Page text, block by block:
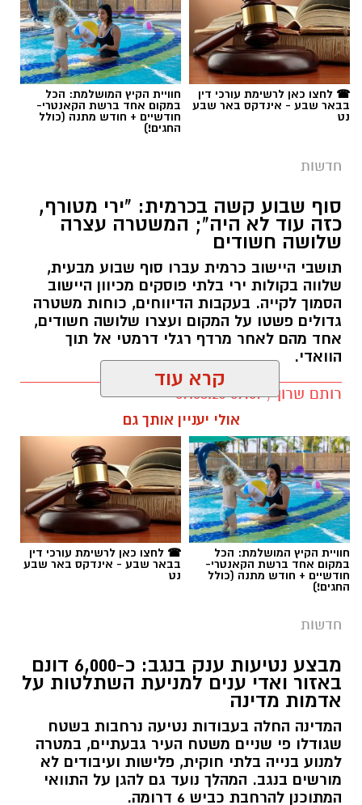
☎ לחצו כאן לרשימת עורכי דין
בבאר שבע - אינדקס באר שבע
נט
חוויית הקיץ המושלמת: הכל
במקום אחד ברשת הקאנטרי-
חודשיים + חודש מתנה (כולל
החגים!)
חדשות
סוף שבוע קשה בכרמית: "ירי מטורף,
כזה עוד לא היה"; המשטרה עצרה
שלושה חשודים
תושבי היישוב כרמית עברו סוף שבוע מבעית,
שלווה בקולות ירי בלתי פוסקים מכיוון היישוב
הסמוך לקייה. בעקבות הדיווחים, כוחות משטרה
גדולים פשטו על המקום ועצרו שלושה חשודים,
אחד מהם לאחר מרדף רגלי דרמטי אל תוך
הוואדי.
רותם שרון / 09:07 09.08.26
תגים:כרמית
קרא עוד
אולי יעניין אותך גם
חוויית הקיץ המושלמת: הכל
במקום אחד ברשת הקאנטרי-
חודשיים + חודש מתנה (כולל
החגים!)
☎ לחצו כאן לרשימת עורכי דין
בבאר שבע - אינדקס באר שבע
נט
חדשות
מבצע נטיעות ענק בנגב: כ-6,000 דונם
באזור ואדי ענים למניעת השתלטות על
אדמות מדינה
המדינה החלה בעבודות נטיעה נרחבות בשטח
שגודלו פי שניים משטח העיר גבעתיים, במטרה
למנוע בנייה בלתי חוקית, פלישות ועיבודים לא
מורשים בנגב. המהלך נועד גם להגן על התוואי
המתוכנן להרחבת כביש 6 דרומה.